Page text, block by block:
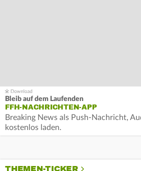
Bleib auf dem Laufenden
FFH-NACHRICHTEN-APP
Breaking News als Push-Nachricht,
kostenlos laden.